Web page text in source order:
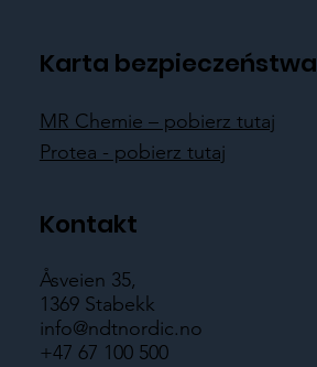
Karta bezpieczeństwa
MR Chemie – pobierz tutaj
Protea - pobierz tutaj
Kontakt
Åsveien 35,
1369 Stabekk
info@ndtnordic.no
+47 67 100 500